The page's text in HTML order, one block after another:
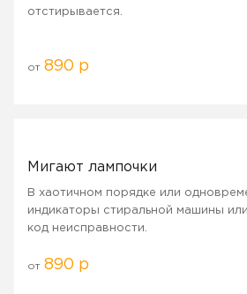
отстирывается.
от 890 р
Мигают лампочки
В хаотичном порядке или
индикаторы стиральной машины
код неисправности.
от 890 р